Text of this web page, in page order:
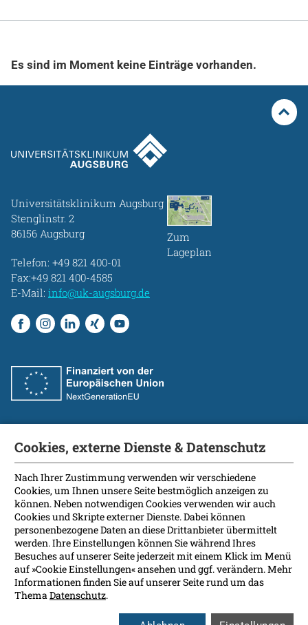
Beruf & Karriere
Notaufnahme
Anreise
Es sind im Moment keine Einträge vorhanden.
Universitätsklinikum Augsburg
Stenglinstr. 2
86156 Augsburg
Telefon: +49 821 400-01
Fax:+49 821 400-4585
E-Mail: info@uk-augsburg.de
Zum
Lageplan
Fakultät
International Patients
Kontakt
Presse
Soziale Medien
Barrierefreiheit
Datenschutz
Impressum
Cookies, externe Dienste & Datenschutz
Nach Ihrer Zustimmung verwenden wir verschiedene
Cookies, um Ihnen unsere Seite bestmöglich anzeigen zu
können. Neben notwendigen Cookies verwenden wir auch
Cookies und Skripte externer Dienste. Dabei können
personenbezogene Daten an diese Drittanbieter übermittelt
werden. Ihre Einstellungen können Sie während Ihres
Besuches auf unserer Seite jederzeit mit einem Klick im Menü
auf »Cookie Einstellungen« ansehen und ggf. verändern. Mehr
Informationen finden Sie auf unserer Seite rund um das
ThemaDatenschutz.